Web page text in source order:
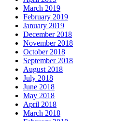
March 2019
February 2019
January 2019
December 2018
November 2018
October 2018
September 2018
August 2018
July 2018
June 2018
May 2018
April 2018
March 2018